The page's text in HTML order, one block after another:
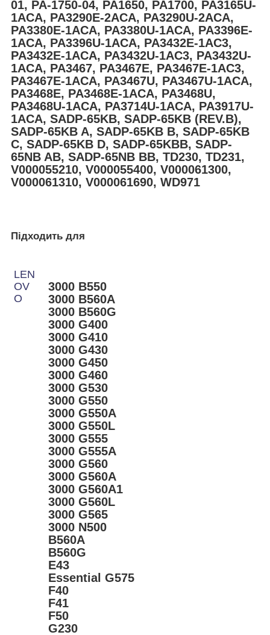
01, PA-1750-04, PA1650, PA1700, PA3165U-
1ACA, PA3290E-2ACA, PA3290U-2ACA,
PA3380E-1ACA, PA3380U-1ACA, PA3396E-
1ACA, PA3396U-1ACA, PA3432E-1AC3,
PA3432E-1ACA, PA3432U-1AC3, PA3432U-
1ACA, PA3467, PA3467E, PA3467E-1AC3,
PA3467E-1ACA, PA3467U, PA3467U-1ACA,
PA3468E, PA3468E-1ACA, PA3468U,
PA3468U-1ACA, PA3714U-1ACA, PA3917U-
1ACA, SADP-65KB, SADP-65KB (REV.B),
SADP-65KB A, SADP-65KB B, SADP-65KB
C, SADP-65KB D, SADP-65KBB, SADP-
65NB AB, SADP-65NB BB, TD230, TD231,
V000055210, V000055400, V000061300,
V000061310, V000061690, WD971
Підходить для
LEN
OV
O
3000 B550
3000 B560A
3000 B560G
3000 G400
3000 G410
3000 G430
3000 G450
3000 G460
3000 G530
3000 G550
3000 G550A
3000 G550L
3000 G555
3000 G555A
3000 G560
3000 G560A
3000 G560A1
3000 G560L
3000 G565
3000 N500
B560A
B560G
E43
Essential G575
F40
F41
F50
G230